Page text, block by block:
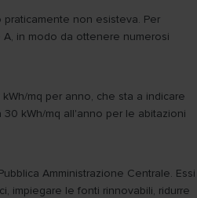
non esisteva. Per
in modo da ottenere numerosi
mq per anno, che sta a indicare
kWh/mq all'anno per le abitazioni
Amministrazione Centrale. Essi
impiegare le fonti rinnovabili, ridurre